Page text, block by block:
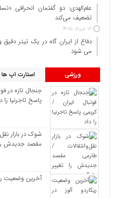
علم‌الهدی: دو گفتمان انحرافی
تضعیف می‌کند
۱۶ مرداد ۱۴۰۵
دفاع از ایران گاه در یک تیتر
می شود
ورزشی استارت اپ ها
جنجال تازه در
پاسخ تاجرنیا را
شوک در بازار
مقصد جدیدش را
آخرین وضعیت